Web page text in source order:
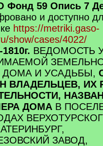
Фонд 59 Опись 7
и доступно
https://metriki.gaso-
show/cases/4022/
ВЕДОМОСТЬ
ДОМА И УСАДЬБЫ,
ВЛАДЕЛЬЦЕВ, ИХ
ДОМА В
ЗАВОД,